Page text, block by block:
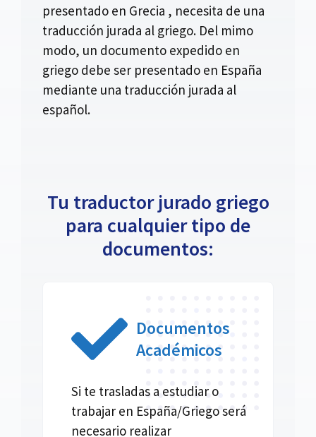
presentado en Grecia , necesita de una
traducción jurada al griego. Del mimo
modo, un documento expedido en
griego debe ser presentado en España
mediante una traducción jurada al
español.
Tu traductor jurado griego
para cualquier tipo de
documentos:
Documentos
Académicos
Si te trasladas a estudiar o
trabajar en España/Griego será
necesario realizar